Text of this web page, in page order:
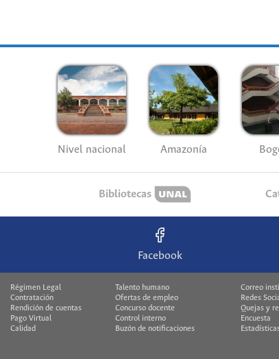
Nivel nacional Amazonía
Bibliotecas
Facebook
Régimen Legal
Talento humano
Contratación
Ofertas de empleo
Rendición de cuentas
Concurso docente
Pago Virtual
Control interno
Calidad
Buzón de notificaciones
Correo
Redes
Quejas y
Encuesta